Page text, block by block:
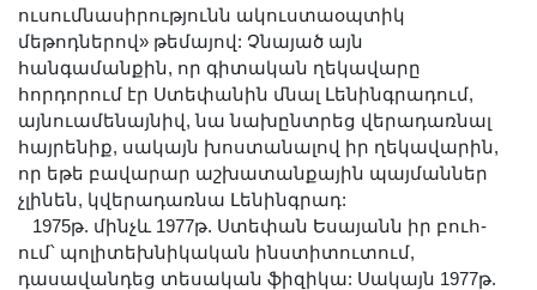
ուսումնասիրությունն ակուստաօպտիկ
մեթոդներով» թեմայով: Չնայած այն
հանգամանքին, որ գիտական ղեկավարը
հորդորում էր Ստեփանին մնալ Լենինգրադում,
այնուամենայնիվ, նա նախընտրեց վերադառնալ
հայրենիք, սակայն խոստանալով իր ղեկավարին,
որ եթե բավարար աշխատանքային պայմաններ
չլինեն, կվերադառնա Լենինգրադ:
1975թ. մինչև 1977թ. Ստեփան Եսայանն իր բուհ-
ում՝ պոլիտեխնիկական ինստիտուտում,
դասավանդեց տեսական ֆիզիկա: Սակայն 1977թ.